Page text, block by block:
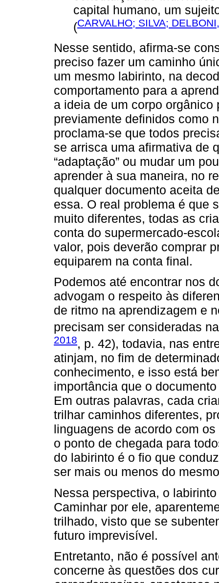
capital humano, um
(CARVALHO; SILVA;
Nesse sentido, afirma-se
preciso fazer um caminho
um mesmo labirinto, na
comportamento para a
a ideia de um corpo
previamente definidos como
proclama-se que todos
se arrisca uma afirmativa de
“adaptação” ou mudar um
aprender à sua maneira, no
qualquer documento aceita
essa. O real problema é que
muito diferentes, todas as
conta do supermercado-
valor, pois deverão comprar
equiparem na conta final.
Podemos até encontrar nos
advogam o respeito às
de ritmo na aprendizagem e
precisam ser consideradas
2018, p. 42), todavia, nas
atinjam, no fim de
conhecimento, e isso está
importância que o
Em outras palavras, cada
trilhar caminhos diferentes,
linguagens de acordo com
o ponto de chegada para
do labirinto é o fio que
ser mais ou menos do
Nessa perspectiva, o
Caminhar por ele,
trilhado, visto que se
futuro imprevisível.
Entretanto, não é possível
concerne às questões dos